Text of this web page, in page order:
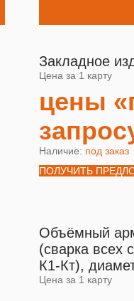
Закладное
Цена за 1 карту
цены
Наличие: под заказ
ПОЛУЧИТЬ
Объёмный
(сварка всех
К1-Кт),
Цена за 1 карту